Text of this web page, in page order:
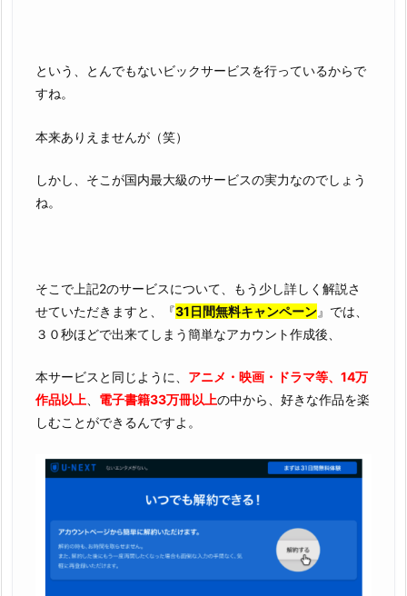
という、とんでもないビックサービスを行っているからで
すね。
本来ありえませんが（笑）
しかし、そこが国内最大級のサービスの実力なのでしょう
ね。
そこで上記2のサービスについて、もう少し詳しく解説さ
せていただきますと、『31日間無料キャンペーン』では、
３０秒ほどで出来てしまう簡単なアカウント作成後、
本サービスと同じように、 アニメ・映画・ドラマ等、14万
作品以上
電子書籍33万冊以上の中から、好きな作品を楽
しむことができるんですよ。